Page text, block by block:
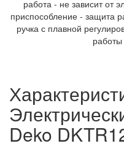
работа - не зависит от
приспособление - защита
ручка с плавной
работы
Deko